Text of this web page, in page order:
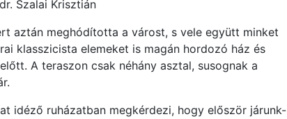
Szalai Krisztián
aztán meghódította a várost, s vele együtt minket
klasszicista elemeket is magán hordozó ház és
A teraszon csak néhány asztal, susognak a
idéző ruházatban megkérdezi, hogy először járunk-